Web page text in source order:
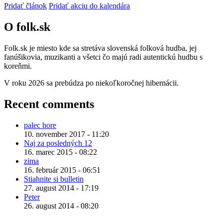
Pridať článok Pridať akciu do kalendára
O folk.sk
Folk.sk je miesto kde sa stretáva slovenská folková hudba, jej
fanúšikovia, muzikanti a všetci čo majú radi autentickú hudbu s
koreňmi.
V roku 2026 sa prebúdza po niekoľkoročnej hibernácii.
Recent comments
palec hore
10. november 2017 - 11:20
Naj za posledných 12
16. marec 2015 - 08:22
zima
16. február 2015 - 06:51
Stiahnite si bulletin
27. august 2014 - 17:19
Peter
26. august 2014 - 08:20